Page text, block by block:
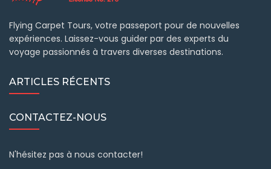
Flying Carpet Tours, votre passeport pour de nouvelles
expériences. Laissez-vous guider par des experts du
voyage passionnés à travers diverses destinations.
ARTICLES RÉCENTS
CONTACTEZ-NOUS
N'hésitez pas à nous contacter!